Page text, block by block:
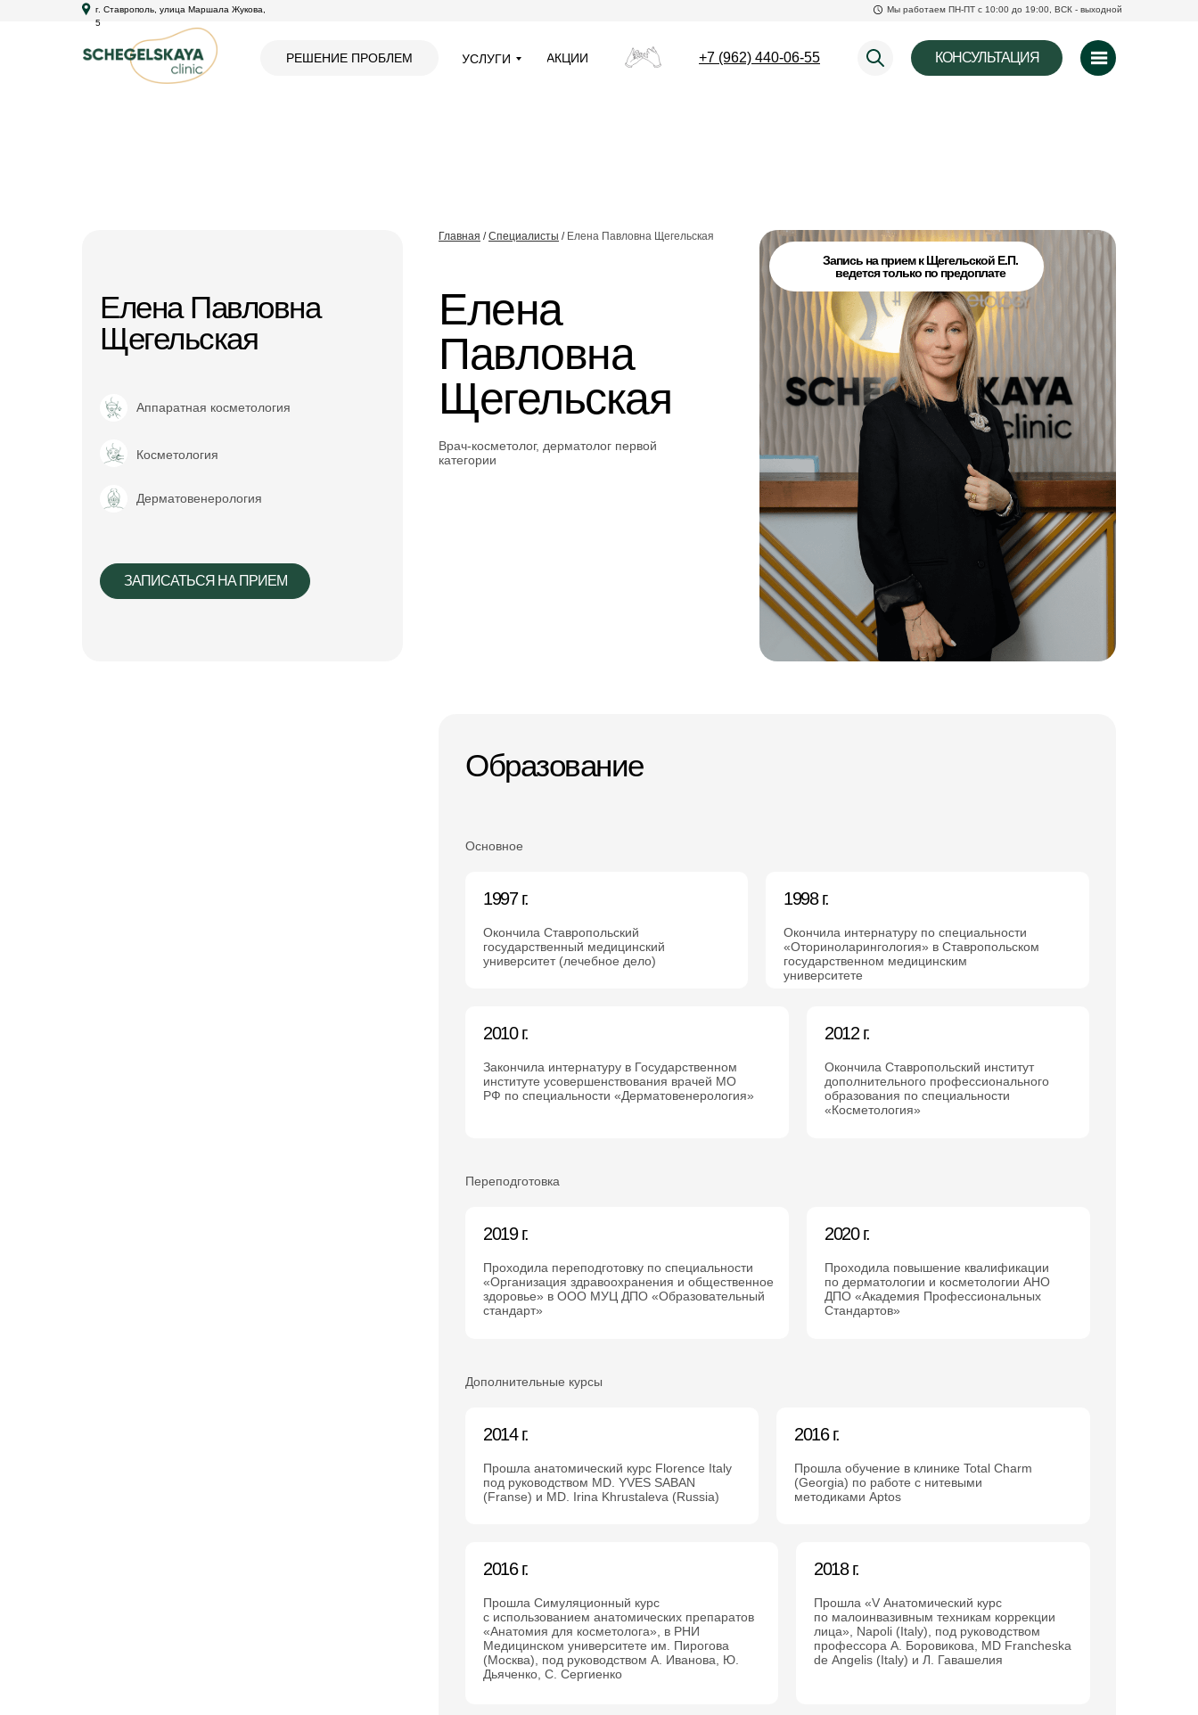
РЕШЕНИЕ ПРОБЛЕМ АКЦИИ
УСЛУГИ КОНСУЛЬТАЦИЯ
г. Ставрополь, улица Маршала Жукова,
5
Мы работаем ПН-ПТ с 10:00 до 19:00, ВСК - выходной
+7 (962) 440-06-55
Елена
Павловна
Щегельская
Врач-косметолог, дерматолог первой
категории
Главная /Специалисты / Елена Павловна Щегельская
Елена Павловна
Щегельская
ЗАПИСАТЬСЯ НА ПРИЕМ
Аппаратная косметология
Косметология
Дерматовенерология
Запись на прием к Щегельской Е.П.
ведется только по предоплате
1997 г.
Окончила Ставропольский
государственный медицинский
университет (лечебное дело)
1998 г.
Окончила интернатуру по специальности
«Оториноларингология» в Ставропольском
государственном медицинским
университете
2010 г.
Закончила интернатуру в Государственном
институте усовершенствования врачей МО
РФ по специальности «Дерматовенерология»
2012 г.
Окончила Ставропольский институт
дополнительного профессионального
образования по специальности
«Косметология»
Образование
2019 г.
Проходила переподготовку по специальности
«Организация здравоохранения и общественное
здоровье» в ООО МУЦ ДПО «Образовательный
стандарт»
2020 г.
Проходила повышение квалификации
по дерматологии и косметологии АНО
ДПО «Академия Профессиональных
Стандартов»
2014 г.
Прошла анатомический курс Florence Italy
под руководством MD. YVES SABAN
(Franse) и MD. Irina Khrustaleva (Russia)
2016 г.
Прошла обучение в клинике Total Charm
(Georgia) по работе с нитевыми
методиками Aptos
2016 г.
Прошла Симуляционный курс
с использованием анатомических препаратов
«Анатомия для косметолога», в РНИ
Медицинском университете им. Пирогова
(Москва), под руководством А. Иванова, Ю.
Дьяченко, С. Сергиенко
2018 г.
Прошла «V Анатомический курс
по малоинвазивным техникам коррекции
лица», Napoli (Italy), под руководством
профессора А. Боровикова, MD Francheska
de Angelis (Italy) и Л. Гавашелия
Дополнительные курсы
Основное
Переподготовка